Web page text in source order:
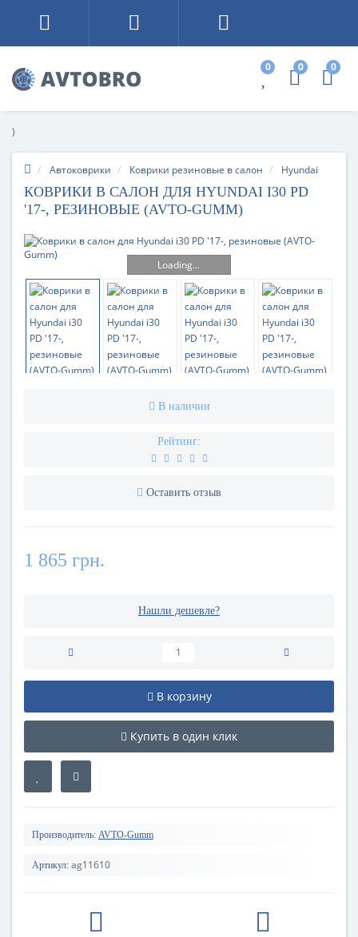
0 0 0
)
Автоковрики Коврики резиновые в салон Hyundai
КОВРИКИ В САЛОН ДЛЯ HYUNDAI I30 PD
'17-, РЕЗИНОВЫЕ (AVTO-GUMM)
Loading...
В наличии
Рейтинг:
Оставить отзыв
1 865 грн.
Нашли дешевле?
В корзину
Купить в один клик
Производитель: AVTO-Gumm
Артикул: ag11610